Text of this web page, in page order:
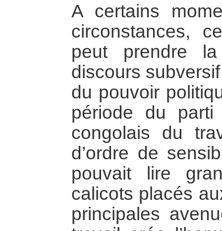
A certains
circonstances,
peut prendre
discours
du pouvoir
période du
congolais du
d’ordre de
pouvait lire
calicots placés
principales